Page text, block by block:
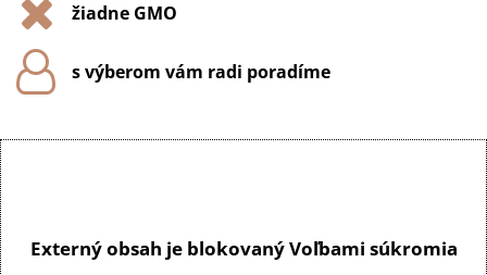
žiadne GMO
s výberom vám radi poradíme
Externý obsah je blokovaný Voľbami súkromia